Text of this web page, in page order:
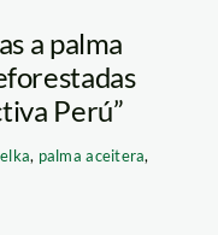
a palma
Perú”
, palma aceitera,